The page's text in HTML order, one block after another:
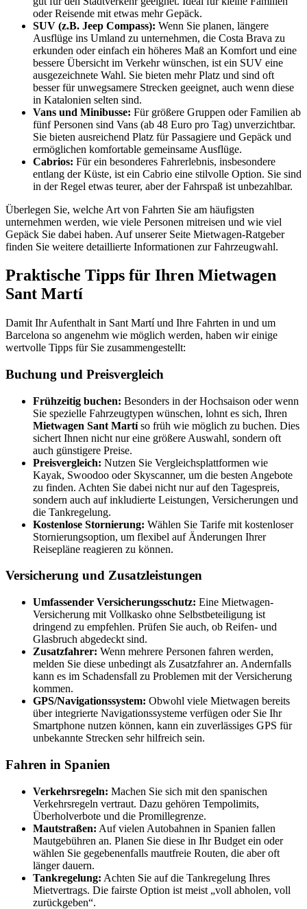
oder Reisende mit etwas mehr Gepäck.
SUV (z.B. Jeep Compass): Wenn Sie planen, längere
Ausflüge ins Umland zu unternehmen, die Costa Brava zu
erkunden oder einfach ein höheres Maß an Komfort und eine
bessere Übersicht im Verkehr wünschen, ist ein SUV eine
ausgezeichnete Wahl. Sie bieten mehr Platz und sind oft
besser für unwegsamere Strecken geeignet, auch wenn diese
in Katalonien selten sind.
Vans und Minibusse: Für größere Gruppen oder Familien ab
fünf Personen sind Vans (ab 48 Euro pro Tag) unverzichtbar.
Sie bieten ausreichend Platz für Passagiere und Gepäck und
ermöglichen komfortable gemeinsame Ausflüge.
Cabrios: Für ein besonderes Fahrerlebnis, insbesondere
entlang der Küste, ist ein Cabrio eine stilvolle Option. Sie sind
in der Regel etwas teurer, aber der Fahrspaß ist unbezahlbar.
Überlegen Sie, welche Art von Fahrten Sie am häufigsten
unternehmen werden, wie viele Personen mitreisen und wie viel
Gepäck Sie dabei haben. Auf unserer Seite Mietwagen-Ratgeber
finden Sie weitere detaillierte Informationen zur Fahrzeugwahl.
Praktische Tipps für Ihren Mietwagen
Sant Martí
Damit Ihr Aufenthalt in Sant Martí und Ihre Fahrten in und um
Barcelona so angenehm wie möglich werden, haben wir einige
wertvolle Tipps für Sie zusammengestellt:
Buchung und Preisvergleich
Frühzeitig buchen: Besonders in der Hochsaison oder wenn
Sie spezielle Fahrzeugtypen wünschen, lohnt es sich, Ihren
Mietwagen Sant Martíso früh wie möglich zu buchen. Dies
sichert Ihnen nicht nur eine größere Auswahl, sondern oft
auch günstigere Preise.
Preisvergleich: Nutzen Sie Vergleichsplattformen wie
Kayak, Swoodoo oder Skyscanner, um die besten Angebote
zu finden. Achten Sie dabei nicht nur auf den Tagespreis,
sondern auch auf inkludierte Leistungen, Versicherungen und
die Tankregelung.
Kostenlose Stornierung: Wählen Sie Tarife mit kostenloser
Stornierungsoption, um flexibel auf Änderungen Ihrer
Reisepläne reagieren zu können.
Versicherung und Zusatzleistungen
Umfassender Versicherungsschutz: Eine Mietwagen-
Versicherung mit Vollkasko ohne Selbstbeteiligung ist
dringend zu empfehlen. Prüfen Sie auch, ob Reifen- und
Glasbruch abgedeckt sind.
Zusatzfahrer: Wenn mehrere Personen fahren werden,
melden Sie diese unbedingt als Zusatzfahrer an. Andernfalls
kann es im Schadensfall zu Problemen mit der Versicherung
kommen.
GPS/Navigationssystem: Obwohl viele Mietwagen bereits
über integrierte Navigationssysteme verfügen oder Sie Ihr
Smartphone nutzen können, kann ein zuverlässiges GPS für
unbekannte Strecken sehr hilfreich sein.
Fahren in Spanien
Verkehrsregeln: Machen Sie sich mit den spanischen
Verkehrsregeln vertraut. Dazu gehören Tempolimits,
Überholverbote und die Promillegrenze.
Mautstraßen: Auf vielen Autobahnen in Spanien fallen
Mautgebühren an. Planen Sie diese in Ihr Budget ein oder
wählen Sie gegebenenfalls mautfreie Routen, die aber oft
länger dauern.
Tankregelung: Achten Sie auf die Tankregelung Ihres
Mietvertrags. Die fairste Option ist meist „voll abholen, voll
zurückgeben“.